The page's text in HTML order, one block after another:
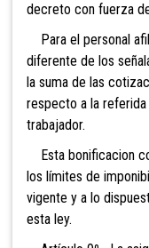
decreto con fuerza
Para el personal
diferente de los
la suma de las
respecto a la
trabajador.
Esta bonificacion
los límites de
vigente y a lo
esta ley.